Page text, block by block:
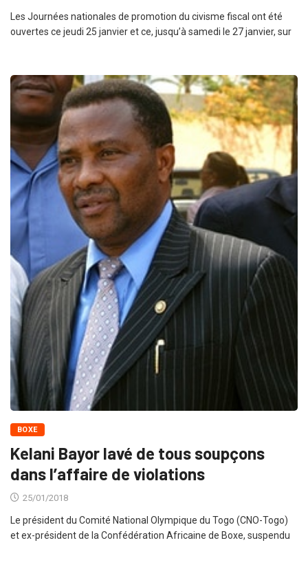
Les Journées nationales de promotion du civisme fiscal ont été
ouvertes ce jeudi 25 janvier et ce, jusqu’à samedi le 27 janvier, sur
BOXE
Kelani Bayor lavé de tous soupçons
dans l’affaire de violations
25/01/2018
Le président du Comité National Olympique du Togo (CNO-Togo)
et ex-président de la Confédération Africaine de Boxe, suspendu